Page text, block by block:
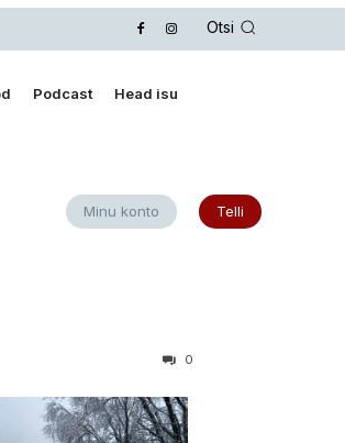
Otsi
Podcast Head isu
Minu konto Telli
0